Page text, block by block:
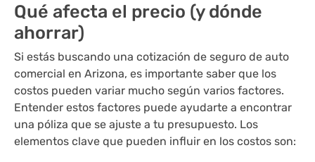
Qué afecta el precio (y dónde
ahorrar)
Si estás buscando una cotización de seguro de auto
comercial en Arizona, es importante saber que los
costos pueden variar mucho según varios factores.
Entender estos factores puede ayudarte a encontrar
una póliza que se ajuste a tu presupuesto. Los
elementos clave que pueden influir en los costos son: